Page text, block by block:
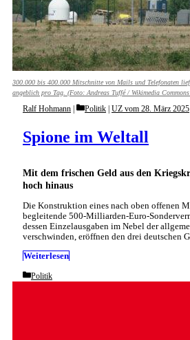
300.000 bis 400.000 Mitschnitte von Mails und Telefonaten
angeblich pro Tag. (Foto:Andreas Tuffé / Wikimedia
Mit dem frischen Geld aus den
hoch hinaus
Spione im Weltall
Ralf Hohmann Categories
Politik UZ vom 28. März 2025
Die Konstruktion eines nach oben offenen
begleitende 500-Milliarden-Euro-
dessen Einzelausgaben im Nebel der
verschwinden, eröffnen den drei deutschen
Weiterlesen
Categories
Politik